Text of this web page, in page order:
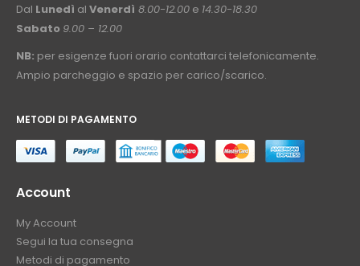
Dal Lunedì al Venerdì 8.00-12.00 e 14.30-18.30
Sabato 9.00 – 12.00
NB: per esigenze fuori orario contattarci telefonicamente.
Ampio parcheggio e spazio per carico/scarico.
METODI DI PAGAMENTO
Account
My Account
Segui la tua consegna
Metodi di pagamento